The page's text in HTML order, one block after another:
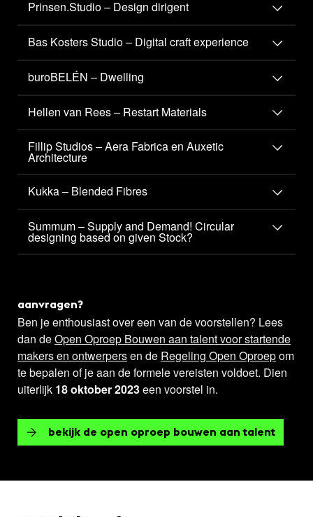
Prinsen.Studio – Design dirigent
Bas Kosters Studio – Digital craft experience
buroBELÉN – Dwelling
Hellen van Rees – Restart Materials
Fillip Studios – Aera Fabrica en Auxetic
Architecture
Kukka – Blended Fibres
Summum – Supply and Demand! Circular
designing based on given Stock?
aanvragen?
Ben je enthousiast over een van de voorstellen? Lees
dan deOpen Oproep Bouwen aan talent voor startende
makers en ontwerpersen de Regeling Open Oproepom
te bepalen of je aan de formele vereisten voldoet. Dien
uiterlijk 18 oktober 2023een voorstel in.
bekijk de open oproep bouwen aan talent